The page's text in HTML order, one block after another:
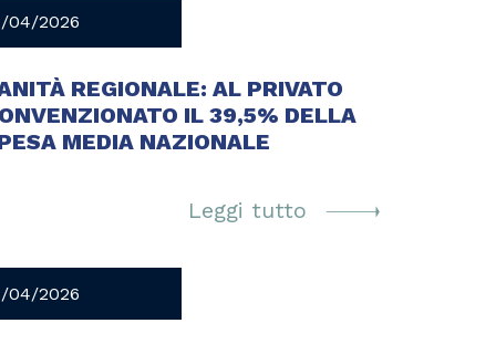
04/2026
REGIONALE: AL PRIVATO
IL 39,5% DELLA
MEDIA NAZIONALE
Leggi tutto
04/2026